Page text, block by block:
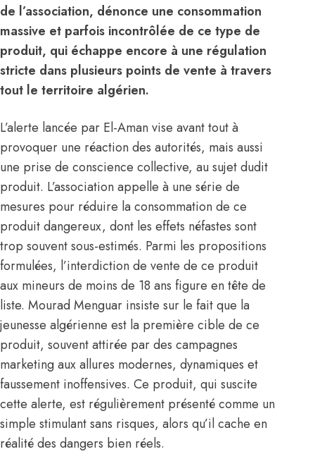
de l’association, dénonce une consommation
massive et parfois incontrôlée de ce type de
produit, qui échappe encore à une régulation
stricte dans plusieurs points de vente à travers
tout le territoire algérien.
L’alerte lancée par El-Aman vise avant tout à
provoquer une réaction des autorités, mais aussi
une prise de conscience collective, au sujet dudit
produit. L’association appelle à une série de
mesures pour réduire la consommation de ce
produit dangereux, dont les effets néfastes sont
trop souvent sous-estimés. Parmi les propositions
formulées, l’interdiction de vente de ce produit
aux mineurs de moins de 18 ans figure en tête de
liste. Mourad Menguar insiste sur le fait que la
jeunesse algérienne est la première cible de ce
produit, souvent attirée par des campagnes
marketing aux allures modernes, dynamiques et
faussement inoffensives. Ce produit, qui suscite
cette alerte, est régulièrement présenté comme un
simple stimulant sans risques, alors qu’il cache en
réalité des dangers bien réels.